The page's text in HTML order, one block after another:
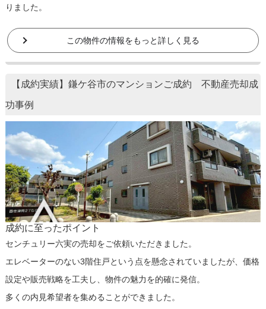
りました。
この物件の情報をもっと詳しく見る
【成約実績】鎌ケ谷市のマンションご成約 不動産売却成
功事例
成約に至ったポイント
センチュリー六実の売却をご依頼いただきました。
エレベーターのない3階住戸という点を懸念されていましたが、価格
設定や販売戦略を工夫し、物件の魅力を的確に発信。
多くの内見希望者を集めることができました。